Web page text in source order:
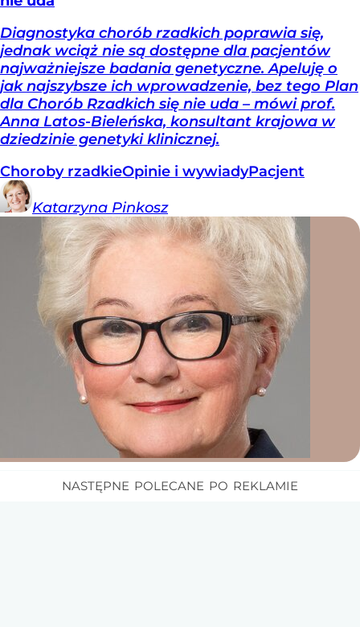
Diagnostyka chorób rzadkich poprawia się,
jednak wciąż nie są dostępne dla pacjentów
najważniejsze badania genetyczne. Apeluję o
jak najszybsze ich wprowadzenie, bez tego Plan
dla Chorób Rzadkich się nie uda – mówi prof.
Anna Latos-Bieleńska, konsultant krajowa w
dziedzinie genetyki klinicznej.
Choroby rzadkieOpinie i wywiadyPacjent
Katarzyna Pinkosz